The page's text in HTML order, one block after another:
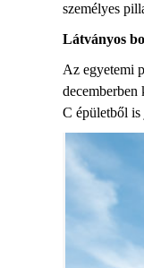
személyes
Látványos
Az egyetemi
C épületből is